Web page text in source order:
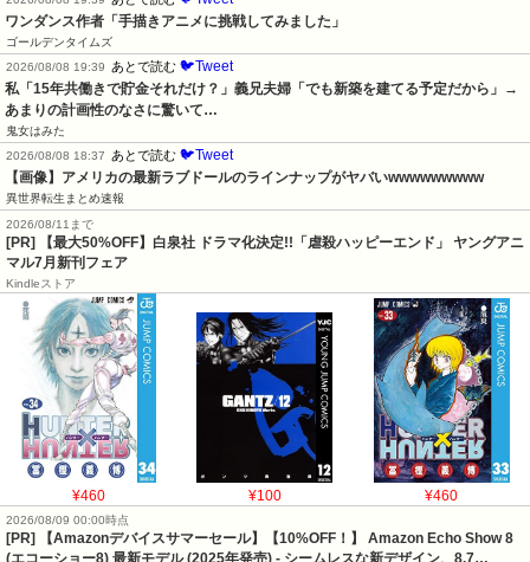
ワンダンス作者「手描きアニメに挑戦してみました」
ゴールデンタイムズ
2026/08/08 19:39
あとで読む 🐦Tweet
私「15年共働きで貯金それだけ？」義兄夫婦「でも新築を建てる予定だから」→
あまりの計画性のなさに驚いて…
鬼女はみた
2026/08/08 18:37
あとで読む 🐦Tweet
【画像】アメリカの最新ラブドールのラインナップがヤバいwwwwwwwww
異世界転生まとめ速報
2026/08/11まで
[PR] 【最大50%OFF】白泉社 ドラマ化決定!!「虐殺ハッピーエンド」 ヤングアニ
マル7月新刊フェア
Kindleストア
¥460 ¥100 ¥460
2026/08/09 00:00時点
[PR] 【Amazonデバイスサマーセール】【10%OFF！】 Amazon Echo Show 8
(エコーショー8) 最新モデル (2025年発売) - シームレスな新デザイン、8.7…